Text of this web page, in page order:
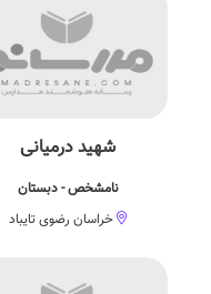
شهید درمیانی
نامشخص - دبستان
خراسان رضوی تایباد